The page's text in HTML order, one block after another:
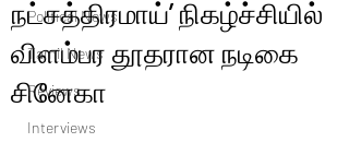
Political News
Tamil News
Reviews
Interviews
நட்சத்திரமாய்’ நிகழ்ச்சியில்
விளம்பர தூதரான நடிகை
சினேகா